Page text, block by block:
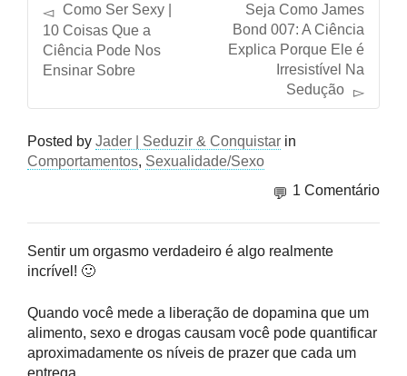
Como Ser Sexy |
10 Coisas Que a
Ciência Pode Nos
Ensinar Sobre
Seja Como James
Bond 007: A Ciência
Explica Porque Ele é
Irresistível Na
Sedução
Posted by Jader | Seduzir & Conquistar in
Comportamentos, Sexualidade/Sexo
1 Comentário
Sentir um orgasmo verdadeiro é algo realmente
incrível! 🙂
Quando você mede a liberação de dopamina que um
alimento, sexo e drogas causam você pode quantificar
aproximadamente os níveis de prazer que cada um
entrega.